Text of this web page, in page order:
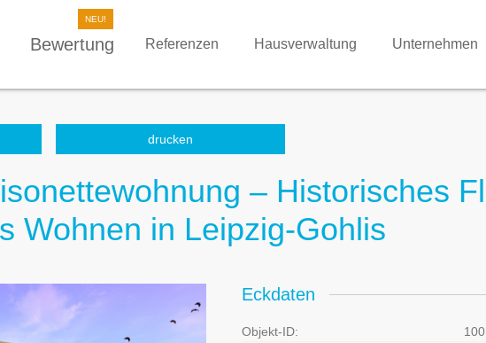
Bewertung Referenzen Hausverwaltung Unternehmen
drucken
– Historisches
Wohnen in Leipzig-Gohlis
Eckdaten
Objekt-ID: